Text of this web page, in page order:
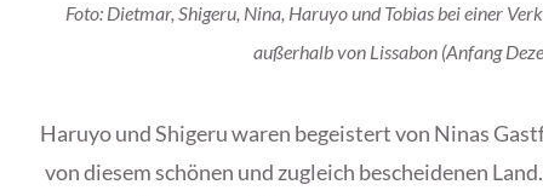
Foto: Dietmar, Shigeru, Nina, Haruyo und Tobias bei einer
außerhalb von Lissabon (Anfang
Haruyo und Shigeru waren begeistert von Ninas
von diesem schönen und zugleich bescheidenen